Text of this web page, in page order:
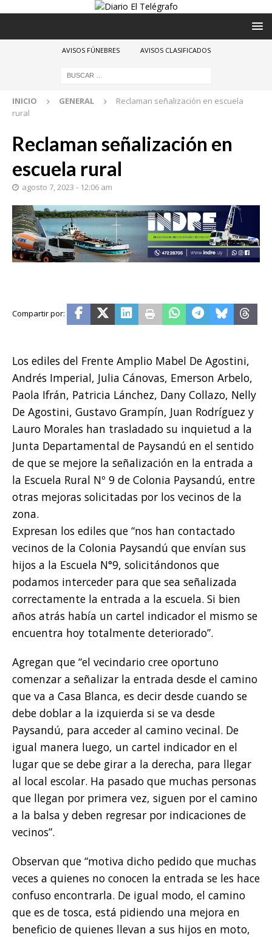
AVISOS FÚNEBRES AVISOS CLASIFICADOS
INICIO GENERAL
Reclaman señalización en escuela
rural
Reclaman señalización en
escuela rural
agosto 7, 2023 - 12:06 am
Los ediles del Frente Amplio Mabel De Agostini,
Andrés Imperial, Julia Cánovas, Emerson Arbelo,
Paola Ifrán, Patricia Lánchez, Dany Collazo, Nelly
De Agostini, Gustavo Grampín, Juan Rodríguez y
Lauro Morales han trasladado su inquietud a la
Junta Departamental de Paysandú en el sentido
de que se mejore la señalización en la entrada a
la Escuela Rural Nº 9 de Colonia Paysandú, entre
otras mejoras solicitadas por los vecinos de la
zona.
Expresan los ediles que “nos han contactado
vecinos de la Colonia Paysandú que envían sus
hijos a la Escuela N°9, solicitándonos que
podamos interceder para que sea señalizada
correctamente la entrada a la escuela. Si bien
años atrás había un cartel indicador el mismo se
encuentra hoy totalmente deteriorado”.
Agregan que “el vecindario cree oportuno
comenzar a señalizar la entrada desde el camino
que va a Casa Blanca, es decir desde cuando se
debe doblar a la izquierda si se va desde
Paysandú, para acceder al camino vecinal. De
igual manera luego, un cartel indicador en el
lugar que se debe girar a la derecha, para llegar
al local escolar. Ha pasado que muchas personas
que llegan por primera vez, siguen por el camino
a la balsa y deben regresar por indicaciones de
vecinos”.
Observan que “motiva dicho pedido que muchas
veces a quienes no conocen la entrada se les hace
confuso encontrarla. De igual modo, el camino
que es de tosca, está pidiendo una mejora en
beneficio de quienes llevan a sus hijos en moto,